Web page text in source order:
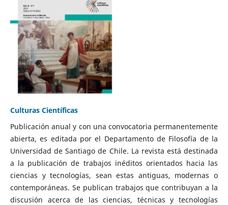
Culturas Científicas
Publicación anual y con una convocatoria permanentemente
abierta, es editada por el Departamento de Filosofía de la
Universidad de Santiago de Chile. La revista está destinada
a la publicación de trabajos inéditos orientados hacia las
ciencias y tecnologías, sean estas antiguas, modernas o
contemporáneas. Se publican trabajos que contribuyan a la
discusión acerca de las ciencias, técnicas y tecnologías